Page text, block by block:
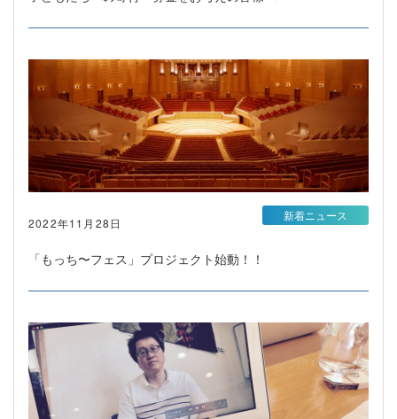
2022年11月28日
「もっち〜フェス」プロジェクト始動！！
新着ニュース